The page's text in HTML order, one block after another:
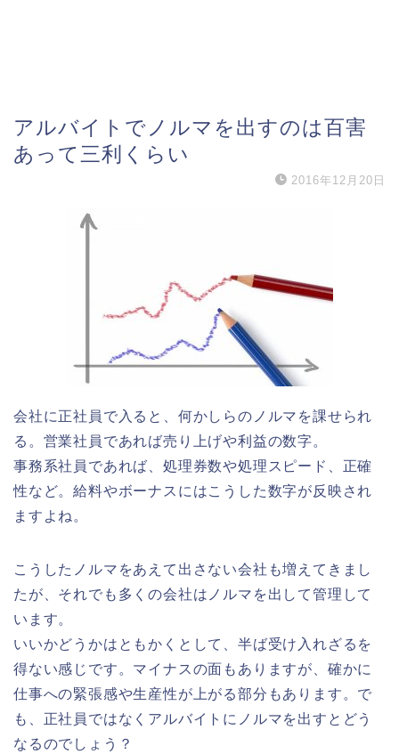
アルバイトでノルマを出すのは百害
あって三利くらい
2016年12月20日
会社に正社員で入ると、何かしらのノルマを課せられ
る。営業社員であれば売り上げや利益の数字。
事務系社員であれば、処理券数や処理スピード、正確
性など。給料やボーナスにはこうした数字が反映され
ますよね。
こうしたノルマをあえて出さない会社も増えてきまし
たが、それでも多くの会社はノルマを出して管理して
います。
いいかどうかはともかくとして、半ば受け入れざるを
得ない感じです。マイナスの面もありますが、確かに
仕事への緊張感や生産性が上がる部分もあります。で
も、正社員ではなくアルバイトにノルマを出すとどう
なるのでしょう？